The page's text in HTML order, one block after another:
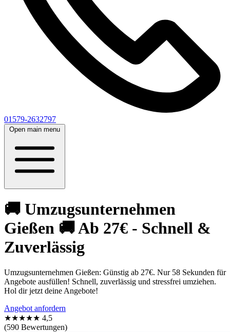
01579-2632797
Open main menu
🚚 Umzugsunternehmen
Gießen 🚚 Ab 27€ - Schnell &
Zuverlässig‎
Umzugsunternehmen Gießen: Günstig ab 27€. Nur 58 Sekunden für
Angebote ausfüllen! Schnell, zuverlässig und stressfrei umziehen.
Hol dir jetzt deine Angebote!
Angebot anfordern
★★★★★ 4,5
(590 Bewertungen)